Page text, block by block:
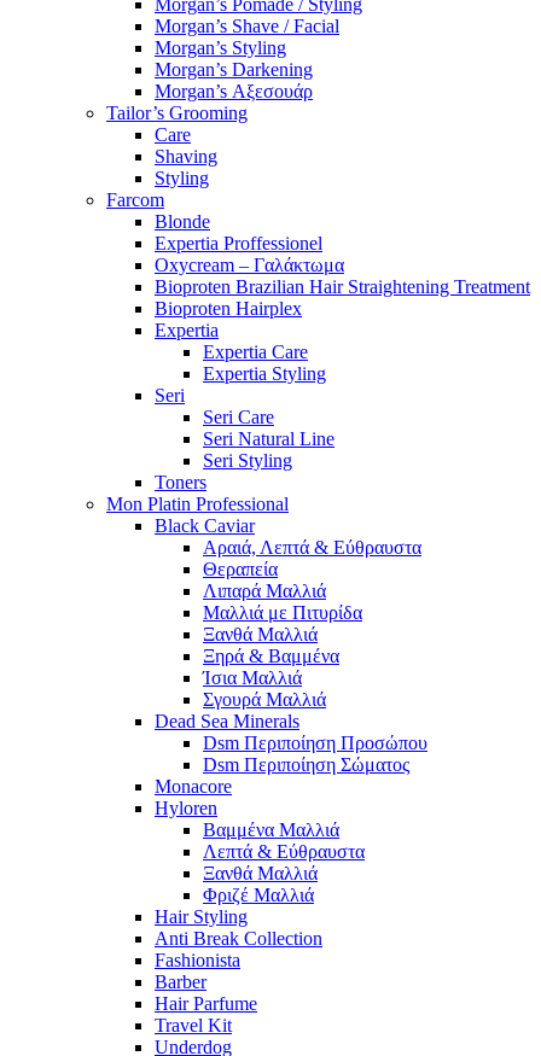
Morgan’s Shave / Facial
Morgan’s Styling
Morgan’s Darkening
Morgan’s Αξεσουάρ
Tailor’s Grooming
Care
Shaving
Styling
Farcom
Blonde
Expertia Proffessionel
Oxycream – Γαλάκτωμα
Bioproten Brazilian Hair Straightening Treatment
Bioproten Hairplex
Expertia
Expertia Care
Expertia Styling
Seri
Seri Care
Seri Natural Line
Seri Styling
Toners
Mon Platin Professional
Black Caviar
Αραιά, Λεπτά & Εύθραυστα
Θεραπεία
Λιπαρά Μαλλιά
Μαλλιά με Πιτυρίδα
Ξανθά Μαλλιά
Ξηρά & Βαμμένα
Ίσια Μαλλιά
Σγουρά Μαλλιά
Dead Sea Minerals
Dsm Περιποίηση Προσώπου
Dsm Περιποίηση Σώματος
Monacore
Hyloren
Βαμμένα Μαλλιά
Λεπτά & Εύθραυστα
Ξανθά Μαλλιά
Φριζέ Μαλλιά
Hair Styling
Anti Break Collection
Fashionista
Barber
Hair Parfume
Travel Kit
Underdog